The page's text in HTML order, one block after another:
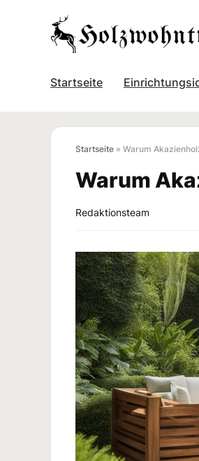
Startseite
Startseite » Warum
Warum
Redaktionsteam